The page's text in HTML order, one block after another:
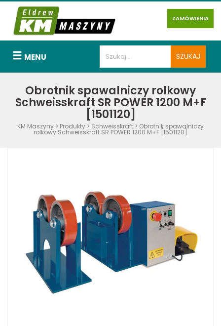
ZAMÓWIENIA
MENU
Obrotnik spawalniczy rolkowy
Schweisskraft SR POWER 1200 M+F
[1501120]
KM Maszyny > Produkty > Schweisskraft > Obrotnik spawalniczy
rolkowy Schweisskraft SR POWER 1200 M+F [1501120]